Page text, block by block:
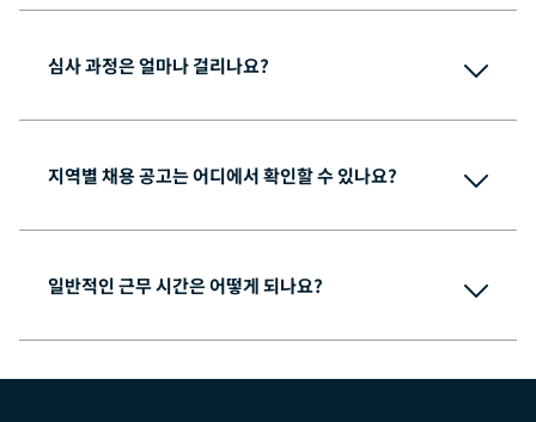
심사 과정은 얼마나 걸리나요?
지역별 채용 공고는 어디에서 확인할 수 있나요?
채용 공고 페이지
일반적인 근무 시간은 어떻게 되나요?